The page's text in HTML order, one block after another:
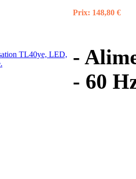
Prix: 148,80 €
-
- 60